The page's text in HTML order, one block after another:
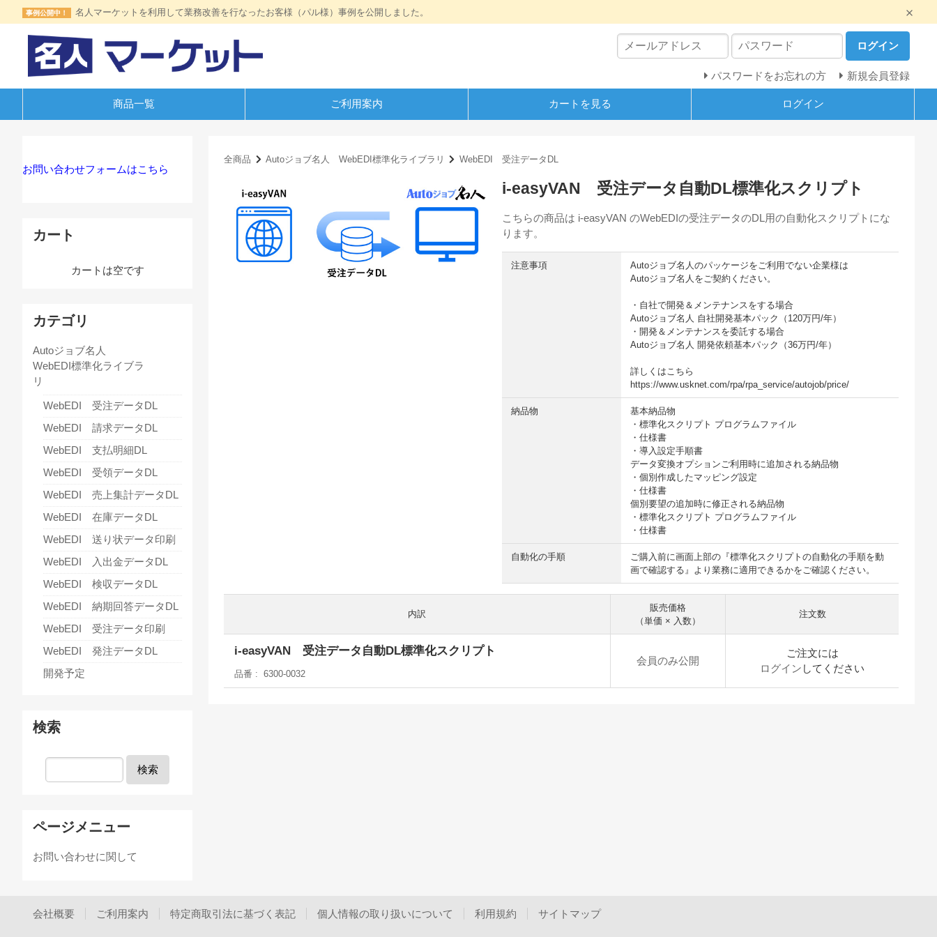
事例公開中！ 名人マーケットを利用して業務改善を行なったお客様（パル様）事例を公開しました。
ログイン
パスワードをお忘れの方 新規会員登録
商品一覧 ご利用案内 カートを見る ログイン
全商品 Autoジョブ名人 WebEDI標準化ライブラリ WebEDI 受注データDL
i-easyVAN 受注データ自動DL標準化スクリプト
こちらの商品は i-easyVAN のWebEDIの受注データのDL用の自動化スクリプトにな
ります。
注意事項
Autoジョブ名人のパッケージをご利用でない企業様は
Autoジョブ名人をご契約ください。
・自社で開発＆メンテナンスをする場合
Autoジョブ名人 自社開発基本パック（120万円/年）
・開発＆メンテナンスを委託する場合
Autoジョブ名人 開発依頼基本パック（36万円/年）
詳しくはこちら
https://www.usknet.com/rpa/rpa_service/autojob/price/
納品物
基本納品物
・標準化スクリプト プログラムファイル
・仕様書
・導入設定手順書
データ変換オプションご利用時に追加される納品物
・個別作成したマッピング設定
・仕様書
個別要望の追加時に修正される納品物
・標準化スクリプト プログラムファイル
・仕様書
自動化の手順
ご購入前に画面上部の『標準化スクリプトの自動化の手順を動
画で確認する』より業務に適用できるかをご確認ください。
内訳
販売価格
（単価 × 入数）
注文数
i-easyVAN 受注データ自動DL標準化スクリプト
品番 6300-0032
会員のみ公開
ご注文には
ログイン してください
お問い合わせフォームはこちら
カート
カートは空です
カテゴリ
Autoジョブ名人
WebEDI標準化ライブラ
リ
WebEDI 受注データDL
WebEDI 請求データDL
WebEDI 支払明細DL
WebEDI 受領データDL
WebEDI 売上集計データDL
WebEDI 在庫データDL
WebEDI 送り状データ印刷
WebEDI 入出金データDL
WebEDI 検収データDL
WebEDI 納期回答データDL
WebEDI 受注データ印刷
WebEDI 発注データDL
開発予定
検索
検索
ページメニュー
お問い合わせに関して
会社概要 ご利用案内 特定商取引法に基づく表記 個人情報の取り扱いについて 利用規約 サイトマップ